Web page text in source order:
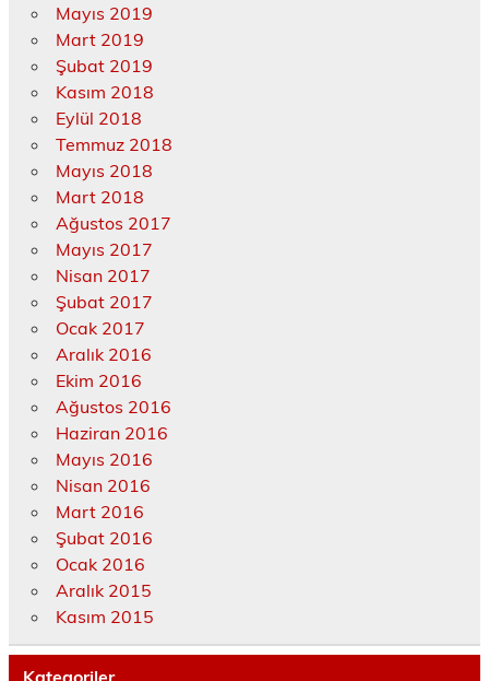
Mayıs 2019
Mart 2019
Şubat 2019
Kasım 2018
Eylül 2018
Temmuz 2018
Mayıs 2018
Mart 2018
Ağustos 2017
Mayıs 2017
Nisan 2017
Şubat 2017
Ocak 2017
Aralık 2016
Ekim 2016
Ağustos 2016
Haziran 2016
Mayıs 2016
Nisan 2016
Mart 2016
Şubat 2016
Ocak 2016
Aralık 2015
Kasım 2015